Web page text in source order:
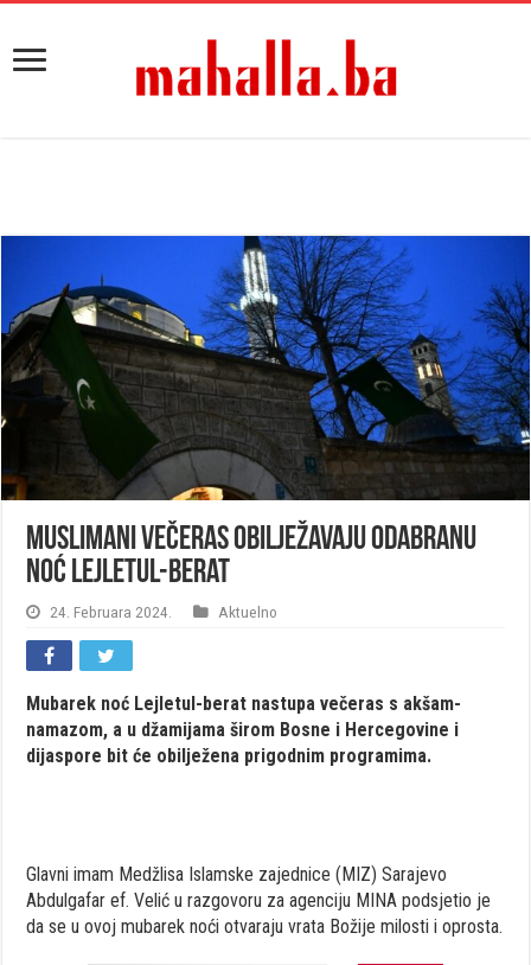
Muslimani večeras obilježavaju odabranu
noć Lejletul-berat
24. Februara 2024. Aktuelno
Mubarek noć Lejletul-berat nastupa večeras s akšam-
namazom, a u džamijama širom Bosne i Hercegovine i
dijaspore bit će obilježena prigodnim programima.
Glavni imam Medžlisa Islamske zajednice (MIZ) Sarajevo
Abdulgafar ef. Velić u razgovoru za agenciju MINA podsjetio je
da se u ovoj mubarek noći otvaraju vrata Božije milosti i oprosta.